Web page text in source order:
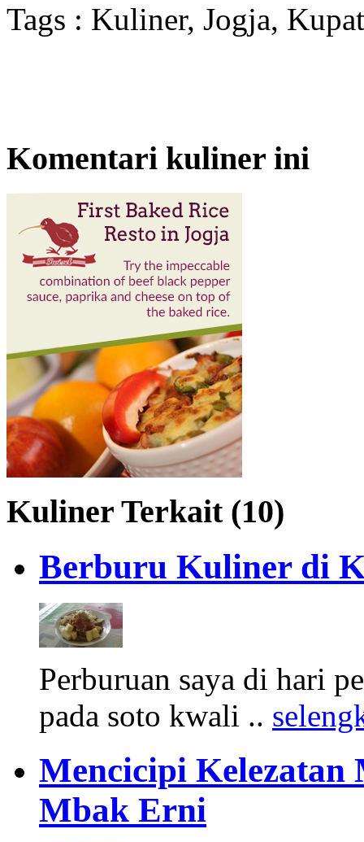
Tags : Kuliner, Jogja,
Komentari kuliner ini
Kuliner Terkait (10)
Berburu Kuliner di
Perburuan saya di hari
pada soto kwali ..
Mencicipi Kelezatan
Mbak Erni